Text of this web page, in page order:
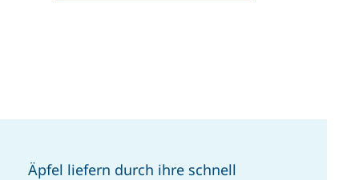
Äpfel liefern durch ihre schnell